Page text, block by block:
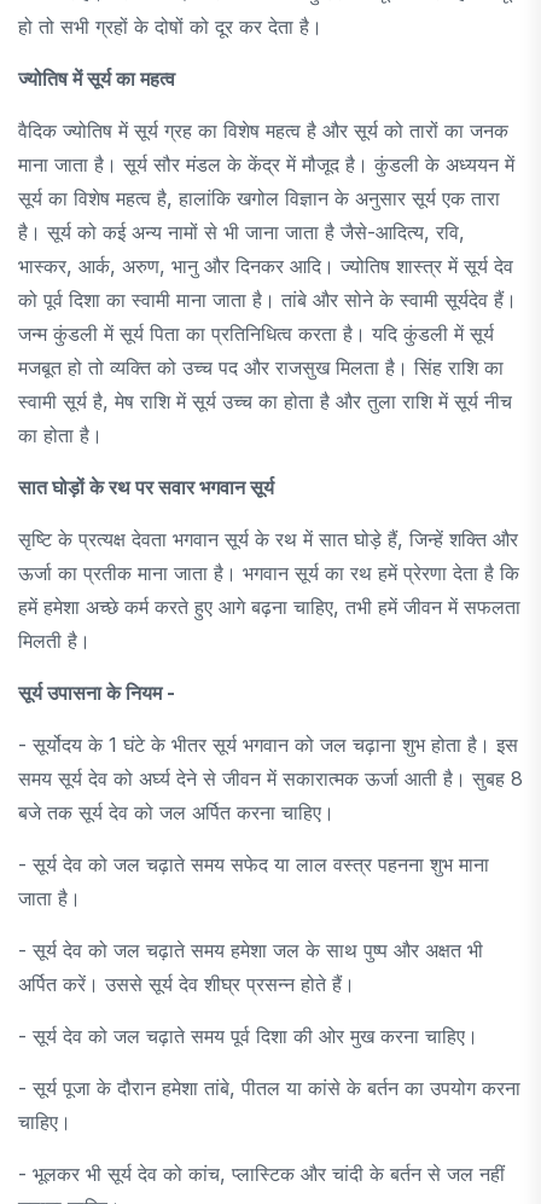
हो तो सभी ग्रहों के दोषों को दूर कर देता है।
ज्योतिष में सूर्य का महत्व
वैदिक ज्योतिष में सूर्य ग्रह का विशेष महत्व है और सूर्य को तारों का जनक
माना जाता है। सूर्य सौर मंडल के केंद्र में मौजूद है। कुंडली के अध्ययन में
सूर्य का विशेष महत्व है, हालांकि खगोल विज्ञान के अनुसार सूर्य एक तारा
है। सूर्य को कई अन्य नामों से भी जाना जाता है जैसे-आदित्य, रवि,
भास्कर, आर्क, अरुण, भानु और दिनकर आदि। ज्योतिष शास्त्र में सूर्य देव
को पूर्व दिशा का स्वामी माना जाता है। तांबे और सोने के स्वामी सूर्यदेव हैं।
जन्म कुंडली में सूर्य पिता का प्रतिनिधित्व करता है। यदि कुंडली में सूर्य
मजबूत हो तो व्यक्ति को उच्च पद और राजसुख मिलता है। सिंह राशि का
स्वामी सूर्य है, मेष राशि में सूर्य उच्च का होता है और तुला राशि में सूर्य नीच
का होता है।
सात घोड़ों के रथ पर सवार भगवान सूर्य
सृष्टि के प्रत्यक्ष देवता भगवान सूर्य के रथ में सात घोड़े हैं, जिन्हें शक्ति और
ऊर्जा का प्रतीक माना जाता है। भगवान सूर्य का रथ हमें प्रेरणा देता है कि
हमें हमेशा अच्छे कर्म करते हुए आगे बढ़ना चाहिए, तभी हमें जीवन में सफलता
मिलती है।
सूर्य उपासना के नियम -
- सूर्योदय के 1 घंटे के भीतर सूर्य भगवान को जल चढ़ाना शुभ होता है। इस
समय सूर्य देव को अर्घ्य देने से जीवन में सकारात्मक ऊर्जा आती है। सुबह 8
बजे तक सूर्य देव को जल अर्पित करना चाहिए।
- सूर्य देव को जल चढ़ाते समय सफेद या लाल वस्त्र पहनना शुभ माना
जाता है।
- सूर्य देव को जल चढ़ाते समय हमेशा जल के साथ पुष्प और अक्षत भी
अर्पित करें। उससे सूर्य देव शीघ्र प्रसन्न होते हैं।
- सूर्य देव को जल चढ़ाते समय पूर्व दिशा की ओर मुख करना चाहिए।
- सूर्य पूजा के दौरान हमेशा तांबे, पीतल या कांसे के बर्तन का उपयोग करना
चाहिए।
- भूलकर भी सूर्य देव को कांच, प्लास्टिक और चांदी के बर्तन से जल नहीं